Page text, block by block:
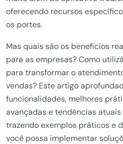
oferecendo recursos
os portes.
Mas quais são os benefícios
para as empresas? Como
para transformar o
vendas? Este artigo
funcionalidades, melhores
avançadas e tendências
trazendo exemplos práticos e
você possa implementar